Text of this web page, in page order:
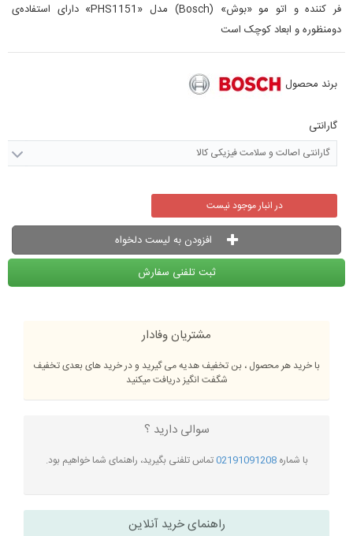
فر کننده و اتو مو «بوش» (Bosch) مدل «PHS1151» دارای استفاده‌ی
دومنظوره و ابعاد کوچک است
برند محصول
گارانتی
گارانتی اصالت و سلامت فیزیکی کالا
در انبار موجود نیست
افزودن به لیست دلخواه
ثبت تلفنی سفارش
مشتریان وفادار
با خرید هر محصول ، بن تخفیف هدیه می گیرید و در خرید های بعدی تخفیف
شگفت انگیز دریافت میکنید
سوالی دارید ؟
با شماره02191091208تماس تلفنی بگیرید، راهنمای شما خواهیم بود.
راهنمای خرید آنلاین